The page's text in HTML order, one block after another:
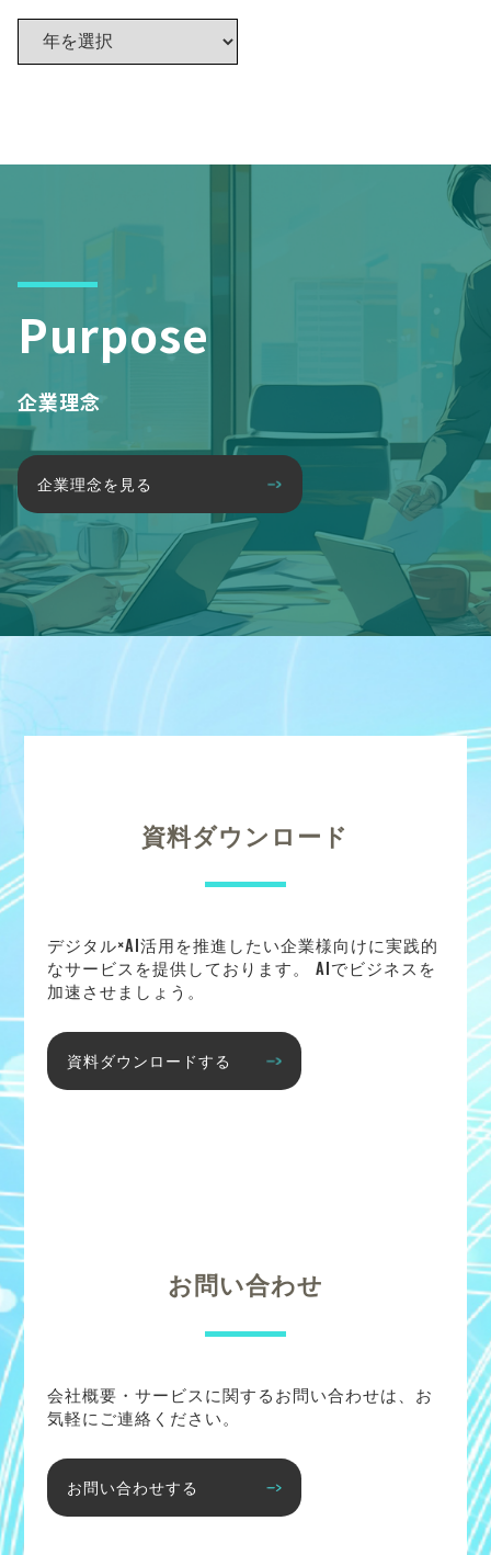
Purpose
企業理念
企業理念を見る
資料ダウンロード
デジタル×AI活用を推進したい企業様向けに実践的
なサービスを提供しております。 AIでビジネスを
加速させましょう。
資料ダウンロードする
お問い合わせ
会社概要・サービスに関するお問い合わせは、お
気軽にご連絡ください。
お問い合わせする